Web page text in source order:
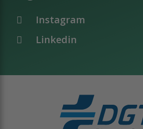
Instagram
Linkedin